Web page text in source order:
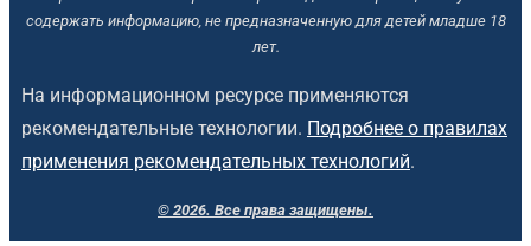
содержать информацию, не предназначенную для детей младше 18
лет.
На информационном ресурсе применяются
рекомендательные технологии. Подробнее о правилах
применения рекомендательных технологий.
© 2026. Все права защищены.